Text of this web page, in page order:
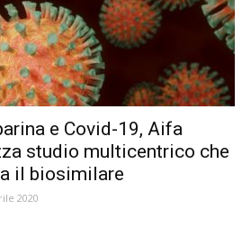
e Covid-19, Aifa
studio multicentrico che
il biosimilare
2020